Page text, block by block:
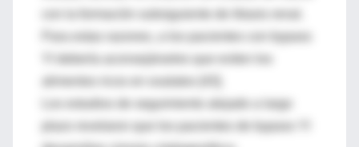
con la formación subsiguiente de litiasis renal.
Para estas razones, a los pacientes con bypass
Los estudios de seguimiento alejado a largo
plazo revelaron que los pacientes de bypass YI